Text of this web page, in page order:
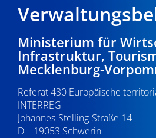
Ministerium für
Infrastruktur,
Mecklenburg-
Referat 430 Europäische
INTERREG
Johannes-Stelling-Straße 14
D – 19053 Schwerin